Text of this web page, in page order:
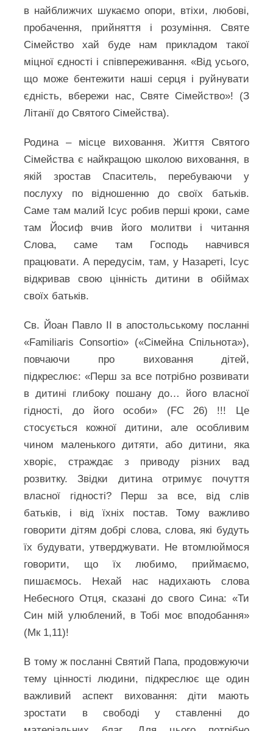
в найближчих шукаємо опори, втіхи, любові,
пробачення, прийняття і розуміння. Святе
Сімейство хай буде нам прикладом такої
міцної єдності і співпереживання. «Від усього,
що може бентежити наші серця і руйнувати
єдність, вбережи нас, Святе Сімейство»! (З
Літанії до Святого Сімейства).
Родина – місце виховання. Життя Святого
Сімейства є найкращою школою виховання, в
якій зростав Спаситель, перебуваючи у
послуху по відношенню до своїх батьків.
Саме там малий Ісус робив перші кроки, саме
там Йосиф вчив його молитви і читання
Слова, саме там Господь навчився
працювати. А передусім, там, у Назареті, Ісус
відкривав свою цінність дитини в обіймах
своїх батьків.
Св. Йоан Павло ІІ в апостольському посланні
«Familiaris Consortio» («Сімейна Спільнота»),
повчаючи про виховання дітей,
підкреслює: «Перш за все потрібно розвивати
в дитині глибоку пошану до… його власної
гідності, до його особи» (FC 26) !!! Це
стосується кожної дитини, але особливим
чином маленького дитяти, або дитини, яка
хворіє, страждає з приводу різних вад
розвитку. Звідки дитина отримує почуття
власної гідності? Перш за все, від слів
батьків, і від їхніх постав. Тому важливо
говорити дітям добрі слова, слова, які будуть
їх будувати, утверджувати. Не втомлюймося
говорити, що їх любимо, приймаємо,
пишаємось. Нехай нас надихають слова
Небесного Отця, сказані до свого Сина: «Ти
Син мій улюблений, в Тобі моє вподобання»
(Мк 1,11)!
В тому ж посланні Святий Папа, продовжуючи
тему цінності людини, підкреслює ще один
важливий аспект виховання: діти мають
зростати в свободі у ставленні до